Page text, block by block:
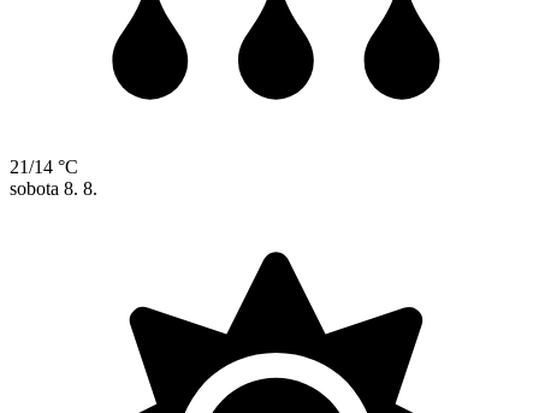
21/14 °C
sobota 8. 8.